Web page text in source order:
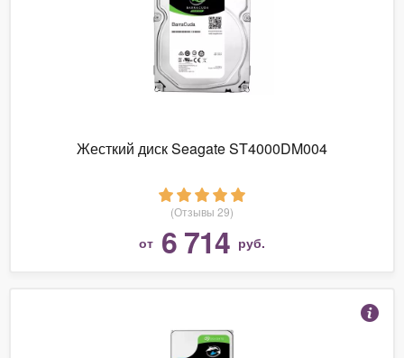
Жесткий диск Seagate ST4000DM004
(Отзывы 29)
от 6 714 руб.